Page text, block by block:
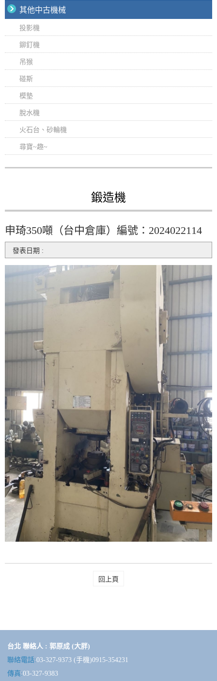
其他中古機械
投影機
鉚釘機
吊猴
碰斯
模墊
脫水機
火石台、砂輪機
尋寶~趣~
鍛造機
申琦350噸（台中倉庫）編號：2024022114
發表日期 :
回上頁
台北 聯絡人 : 郭原成 (大胖)
聯絡電話:03-327-9373 (手機)0915-354231
傳真:03-327-9383